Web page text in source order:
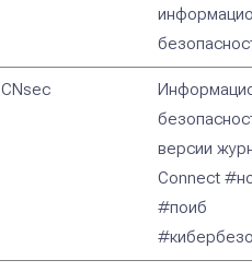
CNsec
версии
Connect
#поиб